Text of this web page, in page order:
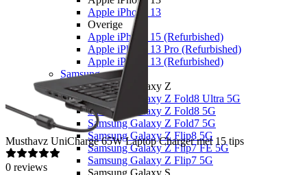
Apple iPhone 13
Overige
Apple iPhone 15 (Refurbished)
Apple iPhone 13 Pro (Refurbished)
Apple iPhone 13 (Refurbished)
Samsung
Samsung Galaxy Z
Samsung Galaxy Z Fold8 Ultra 5G
Samsung Galaxy Z Fold8 5G
Samsung Galaxy Z Fold7 5G
Samsung Galaxy Z Flip8 5G
Samsung Galaxy Z Flip7 FE 5G
Samsung Galaxy Z Flip7 5G
Samsung Galaxy S
Musthavz UniCharge 65W Laptop Charger met 15 tips
0 reviews